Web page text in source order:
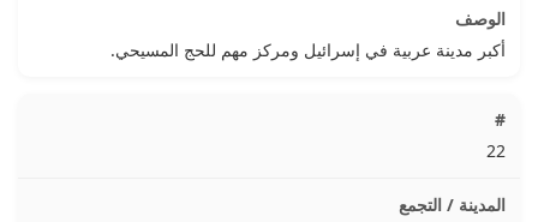
أكبر مدينة عربية في إسرائيل ومركز مهم للحج المسيحي.
22